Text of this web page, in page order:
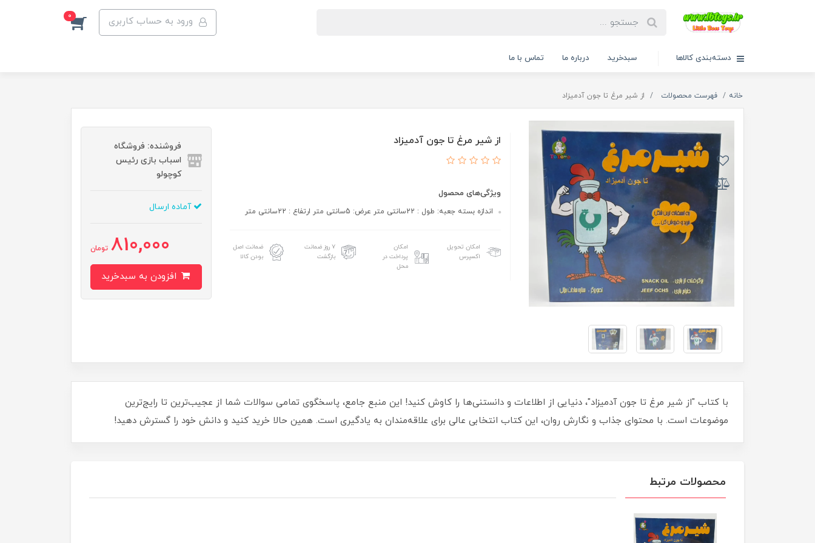
ورود به حساب کاربری 0
دسته‌بندی کالاها سبدخرید درباره ما تماس با ما
خانه فهرست محصولات از شیر مرغ تا جون آدمیزاد
از شیر مرغ تا جون آدمیزاد
ویژگی‌های محصول
اندازه بسته جعبه: طول : 22سانتی متر عرض: 5سانتی متر ارتفاع : 22سانتی متر
امکان تحویل
اکسپرس
امکان
پرداخت در
محل
۷ روز ضمانت
بازگشت
ضمانت اصل
بودن کالا
فروشنده: فروشگاه
اسباب بازی رئیس
کوچولو
آماده ارسال
810,000 تومان
با کتاب "از شیر مرغ تا جون آدمیزاد"، دنیایی از اطلاعات و دانستنی‌ها را کاوش کنید! این منبع جامع، پاسخگوی تمامی سوالات شما از عجیب‌ترین تا رایج‌ترین
موضوعات است. با محتوای جذاب و نگارش روان، این کتاب انتخابی عالی برای علاقه‌مندان به یادگیری است. همین حالا خرید کنید و دانش خود را گسترش دهید!
محصولات مرتبط